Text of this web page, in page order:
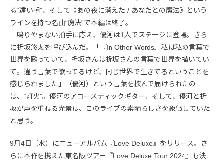
る“遠い朝”、そして《あの夜に消えた / あなたとの魔法》という
ラインを持つ名曲“魔法”で本編は終了。
鳴りやまない拍手に応え、優河は1人でステージに登場。さら
に折坂悠太を呼び込んだ。「『In Other Words』私は私の言葉で
世界を歌っていて、折坂さんは折坂さんの言葉で世界を描いてい
て。違う言葉で歌ってるけど、同じ世界で生きてるということを
感じられました」（優河）という言葉を挟んで届けられたの
は、“灯火”。優河のアコースティックギター、そして、優河と折
坂が声を重ねる光景は、このライブの素晴らしさを象徴していた
と思う。
9月4日（水）にニューアルバム『Love Deluxe』をリリース。さ
らに本作を携えた東名阪ツアー『Love Deluxe Tour 2024』も決